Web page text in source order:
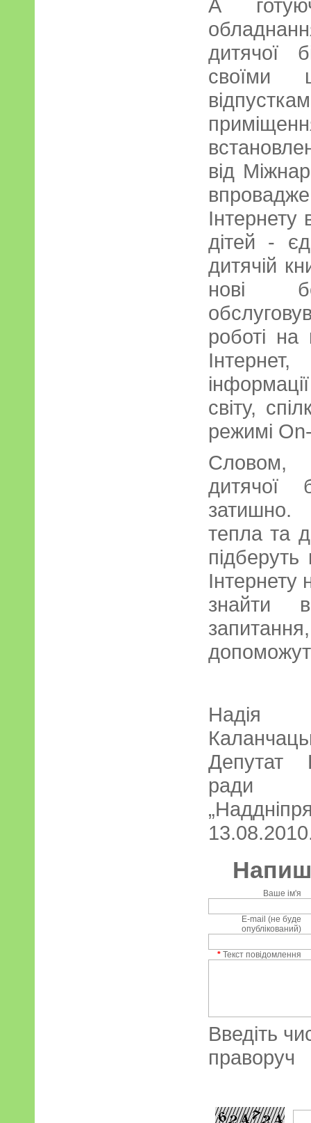
А
дитячої
своїми
від
Інтернету
дітей -
дитячій
нові
роботі
світу,
режимі
Словом,
дитячої
тепла та
Інтернету
знайти
Надія
Депутат
ради
Ваше ім'я
E-mail (не буде
опублікований)
* Текст повідомлення
Введіть
праворуч